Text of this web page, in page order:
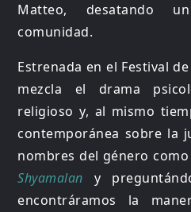
Matteo, desatando
comunidad.
Estrenada en el Festival
mezcla el drama
religioso y, al mismo
contemporánea sobre la
nombres del género
Shyamalan y
encontráramos la